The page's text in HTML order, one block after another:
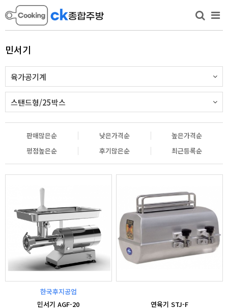
민서기
육가공기계
스탠드형/25박스
판매많은순 낮은가격순
높은가격순
평점높은순
후기많은순 최근등록순
한국후지공업
민서기 AGF-20
연육기 STJ-F